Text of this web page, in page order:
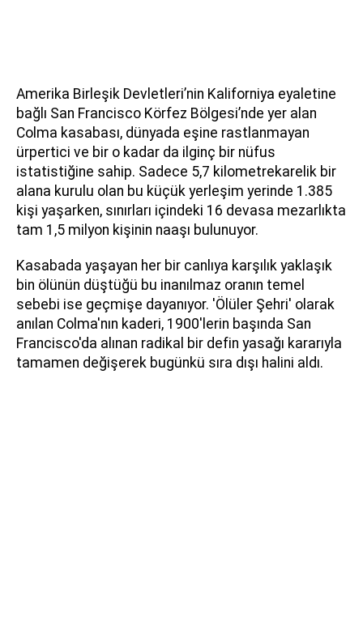
Amerika Birleşik Devletleri’nin Kaliforniya eyaletine
bağlı San Francisco Körfez Bölgesi’nde yer alan
Colma kasabası, dünyada eşine rastlanmayan
ürpertici ve bir o kadar da ilginç bir nüfus
istatistiğine sahip. Sadece 5,7 kilometrekarelik bir
alana kurulu olan bu küçük yerleşim yerinde 1.385
kişi yaşarken, sınırları içindeki 16 devasa mezarlıkta
tam 1,5 milyon kişinin naaşı bulunuyor.
Kasabada yaşayan her bir canlıya karşılık yaklaşık
bin ölünün düştüğü bu inanılmaz oranın temel
sebebi ise geçmişe dayanıyor. 'Ölüler Şehri' olarak
anılan Colma'nın kaderi, 1900'lerin başında San
Francisco'da alınan radikal bir defin yasağı kararıyla
tamamen değişerek bugünkü sıra dışı halini aldı.